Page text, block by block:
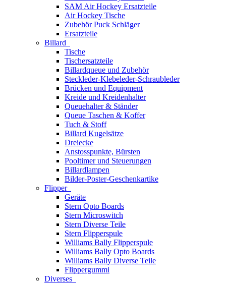
SAM Air Hockey Ersatzteile
Air Hockey Tische
Zubehör Puck Schläger
Ersatzteile
Billard
Tische
Tischersatzteile
Billardqueue und Zubehör
Steckleder-Klebeleder-Schraubleder
Brücken und Equipment
Kreide und Kreidenhalter
Queuehalter & Ständer
Queue Taschen & Koffer
Tuch & Stoff
Billard Kugelsätze
Dreiecke
Anstosspunkte, Bürsten
Pooltimer und Steuerungen
Billardlampen
Bilder-Poster-Geschenkartike
Flipper
Geräte
Stern Opto Boards
Stern Microswitch
Stern Diverse Teile
Stern Flipperspule
Williams Bally Flipperspule
Williams Bally Opto Boards
Williams Bally Diverse Teile
Flippergummi
Diverses